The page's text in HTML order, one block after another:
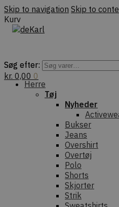
Skip to navigation Skip to
Kurv
Søg efter:
kr. 0,00 0
Søg efter:
Herre
Tøj
Nyheder
Bukser
Jeans
Overshirt
Overtøj
Polo
Shorts
Skjorter
Strik